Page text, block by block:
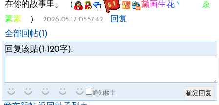
在你的故事里。
（
黛画生花丶 ゑ
素素ゞ
） 2026-05-17 05:57:42
回复
全部回帖(1)
回复该贴(1-120字):
通知楼主